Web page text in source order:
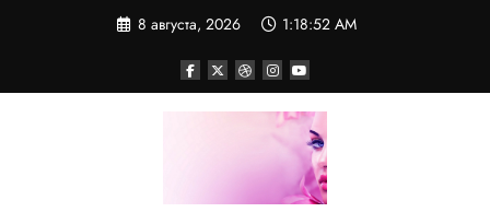
8 августа, 2026 1:18:52 AM